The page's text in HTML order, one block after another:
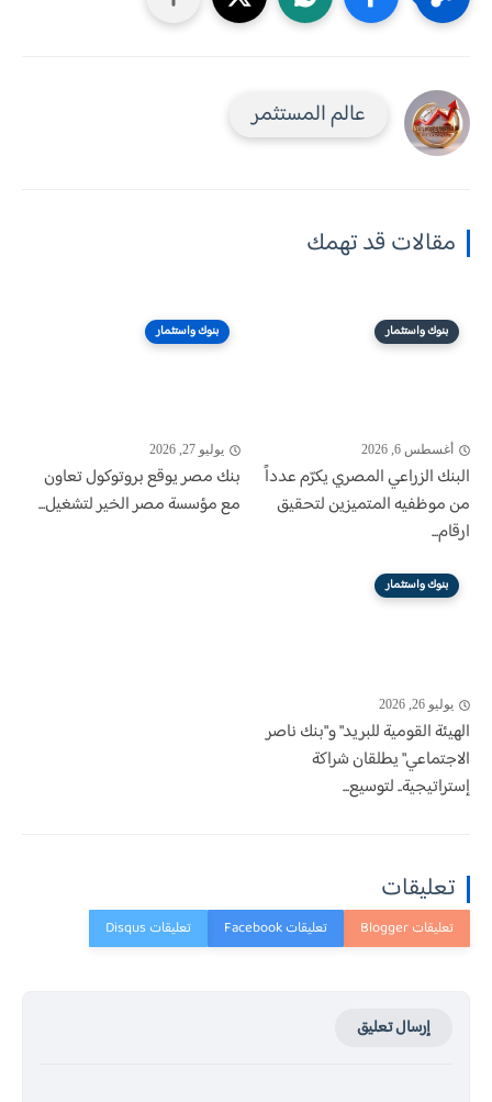
عالم المستثمر
مقالات قد تهمك
بنوك واستثمار
أغسطس 6, 2026
البنك الزراعي المصري يكرّم عدداً
من موظفيه المتميزين لتحقيق
ارقام...
بنوك واستثمار
يوليو 27, 2026
بنك مصر يوقع بروتوكول تعاون
مع مؤسسة مصر الخير لتشغيل...
بنوك واستثمار
يوليو 26, 2026
الهيئة القومية للبريد" و"بنك ناصر
الاجتماعي" يطلقان شراكة
إستراتيجية.. لتوسيع...
تعليقات
إرسال تعليق